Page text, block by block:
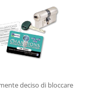
deciso di bloccare